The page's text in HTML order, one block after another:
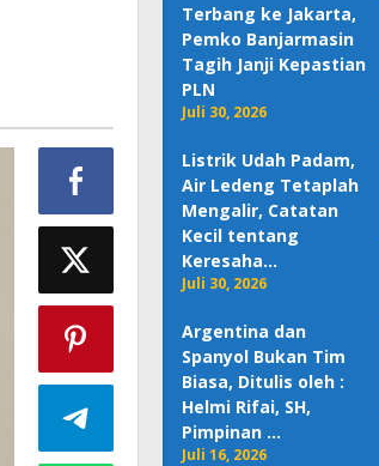
Terbang ke Jakarta,
Pemko Banjarmasin
Tagih Janji Kepastian
PLN
Juli 30, 2026
Listrik Udah Padam,
Air Ledeng Tetaplah
Mengalir, Catatan
Kecil tentang
Keresaha…
Juli 30, 2026
Argentina dan
Spanyol Bukan Tim
Biasa, Ditulis oleh :
Helmi Rifai, SH,
Pimpinan …
Juli 16, 2026